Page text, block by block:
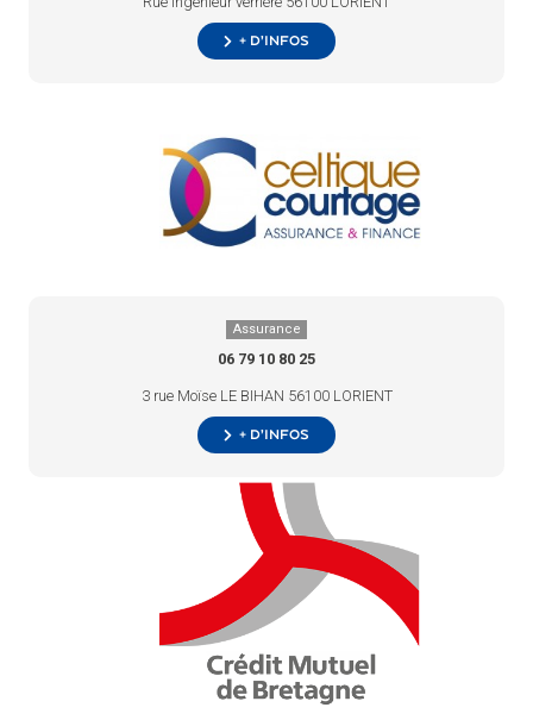
+ d’infos
Assurance
06 79 10 80 25
3 rue Moïse LE BIHAN 56100 LORIENT
+ d’infos